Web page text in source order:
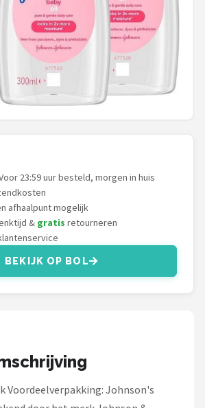
23:59 uur besteld, morgen in huis
afhaalpunt mogelijk
& gratis retourneren
BEKIJK OP BOL
Voordeelverpakking: Johnson's